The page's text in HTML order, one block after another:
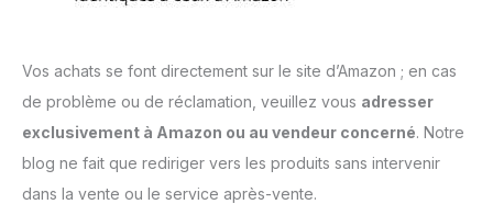
Vos achats se font directement sur le site d’Amazon ; en cas
de problème ou de réclamation, veuillez vous adresser
exclusivement à Amazon ou au vendeur concerné. Notre
blog ne fait que rediriger vers les produits sans intervenir
dans la vente ou le service après-vente.